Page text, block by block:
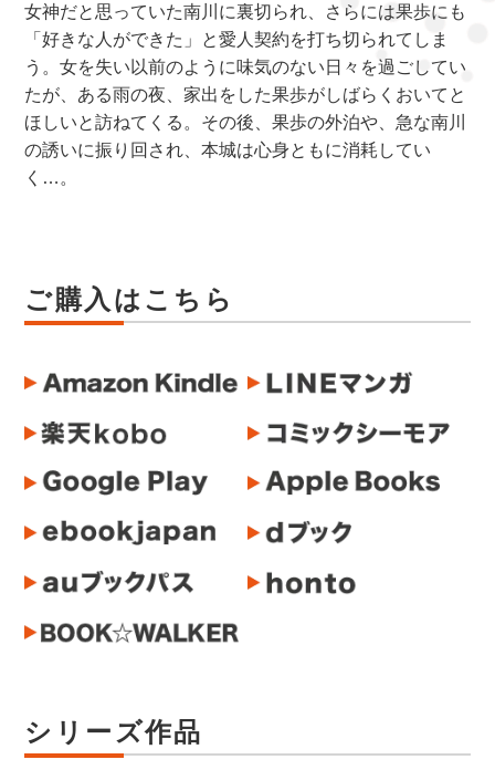
女神だと思っていた南川に裏切られ、さらには果歩にも
「好きな人ができた」と愛人契約を打ち切られてしま
う。女を失い以前のように味気のない日々を過ごしてい
たが、ある雨の夜、家出をした果歩がしばらくおいてと
ほしいと訪ねてくる。その後、果歩の外泊や、急な南川
の誘いに振り回され、本城は心身ともに消耗してい
く…。
ご購入はこちら
シリーズ作品